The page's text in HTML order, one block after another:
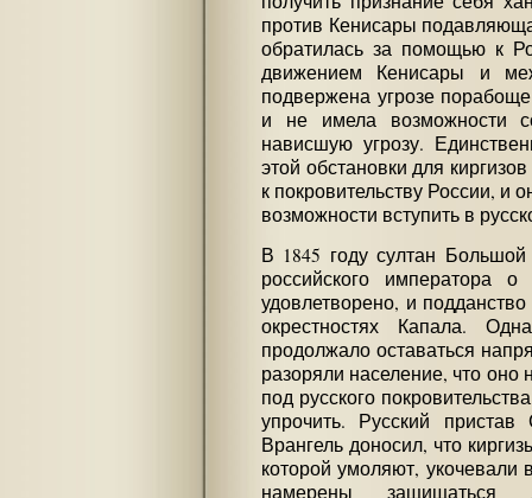
против Кенисары
обратилась за помощью к
движением Кенисары и
подвержена угрозе
и не имела возможности
нависшую угрозу.
этой обстановки для
к покровительству России, и
возможности вступить в
В 1845 году султан
российского императора
удовлетворено, и
окрестностях Капала.
продолжало оставаться
разоряли население, что
под русского
упрочить. Русский
Врангель доносил, что
которой умоляют,
намерены защищаться